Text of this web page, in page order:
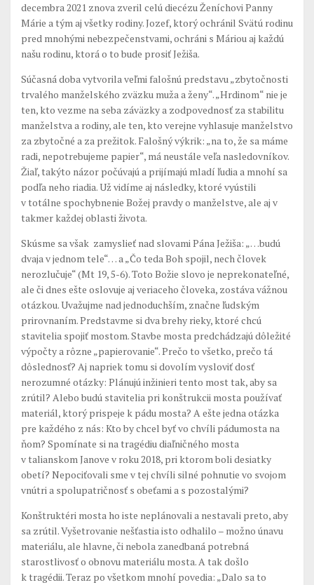
decembra 2021 znova zveril celú diecézu Ženíchovi Panny
Márie a tým aj všetky rodiny. Jozef, ktorý ochránil Svätú rodinu
pred mnohými nebezpečenstvami, ochráni s Máriou aj každú
našu rodinu, ktorá o to bude prosiť Ježiša.
Súčasná doba vytvorila veľmi falošnú predstavu „zbytočnosti
trvalého manželského zväzku muža a ženy“. „Hrdinom“ nie je
ten, kto vezme na seba záväzky a zodpovednosť za stabilitu
manželstva a rodiny, ale ten, kto verejne vyhlasuje manželstvo
za zbytočné a za prežitok. Falošný výkrik: „na to, že sa máme
radi, nepotrebujeme papier“, má neustále veľa nasledovníkov.
Žiaľ, takýto názor počúvajú a prijímajú mladí ľudia a mnohí sa
podľa neho riadia. Už vidíme aj následky, ktoré vyústili
v totálne spochybnenie Božej pravdy o manželstve, ale aj v
takmer každej oblasti života.
Skúsme sa však zamyslieť nad slovami Pána Ježiša: „…budú
dvaja v jednom tele“… a „Čo teda Boh spojil, nech človek
nerozlučuje“ (Mt 19, 5-6). Toto Božie slovo je neprekonateľné,
ale či dnes ešte oslovuje aj veriaceho človeka, zostáva vážnou
otázkou. Uvažujme nad jednoduchším, značne ľudským
prirovnaním. Predstavme si dva brehy rieky, ktoré chcú
stavitelia spojiť mostom. Stavbe mosta predchádzajú dôležité
výpočty a rôzne „papierovanie“. Prečo to všetko, prečo tá
dôslednosť? Aj napriek tomu si dovolím vysloviť dosť
nerozumné otázky: Plánujú inžinieri tento most tak, aby sa
zrútil? Alebo budú stavitelia pri konštrukcii mosta používať
materiál, ktorý prispeje k pádu mosta? A ešte jedna otázka
pre každého z nás: Kto by chcel byť vo chvíli pádumosta na
ňom? Spomínate si na tragédiu diaľničného mosta
v talianskom Janove v roku 2018, pri ktorom boli desiatky
obetí? Nepociťovali sme v tej chvíli silné pohnutie vo svojom
vnútri a spolupatričnosť s obeťami a s pozostalými?
Konštruktéri mosta ho iste neplánovali a nestavali preto, aby
sa zrútil. Vyšetrovanie nešťastia isto odhalilo – možno únavu
materiálu, ale hlavne, či nebola zanedbaná potrebná
starostlivosť o obnovu materiálu mosta. A tak došlo
k tragédii. Teraz po všetkom mnohí povedia: „Dalo sa to